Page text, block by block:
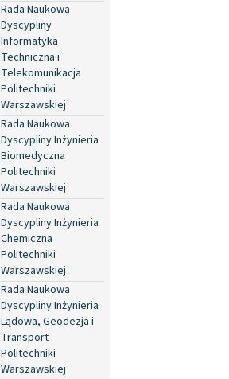
Rada Naukowa
Dyscypliny
Informatyka
Techniczna i
Telekomunikacja
Politechniki
Warszawskiej
Rada Naukowa
Dyscypliny Inżynieria
Biomedyczna
Politechniki
Warszawskiej
Rada Naukowa
Dyscypliny Inżynieria
Chemiczna
Politechniki
Warszawskiej
Rada Naukowa
Dyscypliny Inżynieria
Lądowa, Geodezja i
Transport
Politechniki
Warszawskiej